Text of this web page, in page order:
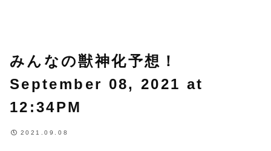
みんなの獣神化予想！
September 08, 2021 at
12:34PM
2021.09.08